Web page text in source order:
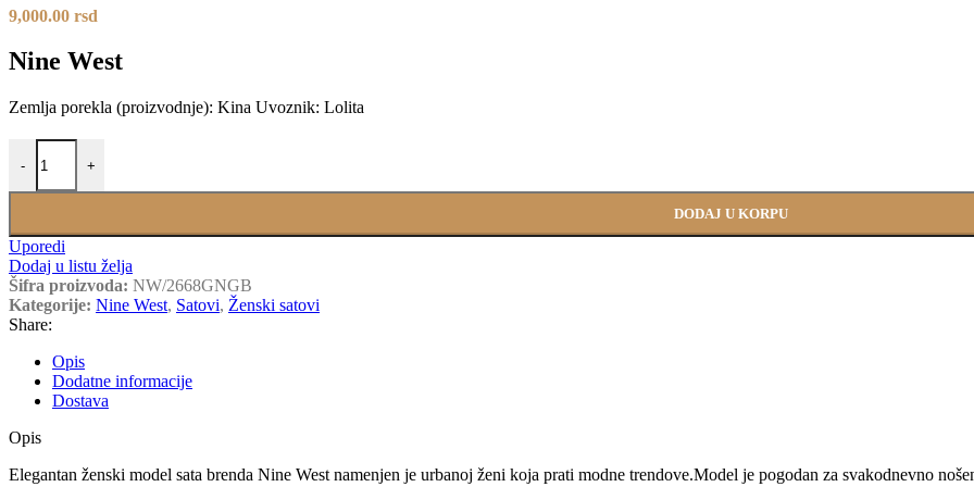
9,000.00 rsd
Nine West
Zemlja porekla (proizvodnje): Kina Uvoznik: Lolita
-
NINE WEST NW/2668GNGB količina
+
DODAJ U KORPU
Uporedi
Dodaj u listu želja
Šifra proizvoda: NW/2668GNGB
Kategorije: Nine West, Satovi, Ženski satovi
Share:
Opis
Dodatne informacije
Dostava
Opis
Elegantan ženski model sata brenda Nine West namenjen je urbanoj ženi koja prati modne trendove.Model je pogodan za svakodnevno